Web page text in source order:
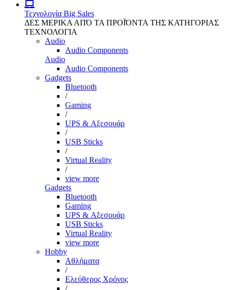
Τεχνολογία Big Sales
ΔΕΣ ΜΕΡΙΚΑ ΑΠΌ ΤΑ ΠΡΟΪΌΝΤΑ ΤΗΣ ΚΑΤΗΓΟΡΙΑΣ
ΤΕΧΝΟΛΟΓΙΑ
Audio
Audio Components
Audio
Audio Components
Gadgets
Bluetooth
/
Gaming
/
UPS & Αξεσουάρ
/
USB Sticks
/
Virtual Reality
/
view more
Gadgets
Bluetooth
Gaming
UPS & Αξεσουάρ
USB Sticks
Virtual Reality
view more
Hobby
Αθλήματα
/
Ελεύθερος Χρόνος
/